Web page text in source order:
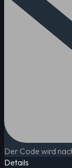
Der Code wird
Details